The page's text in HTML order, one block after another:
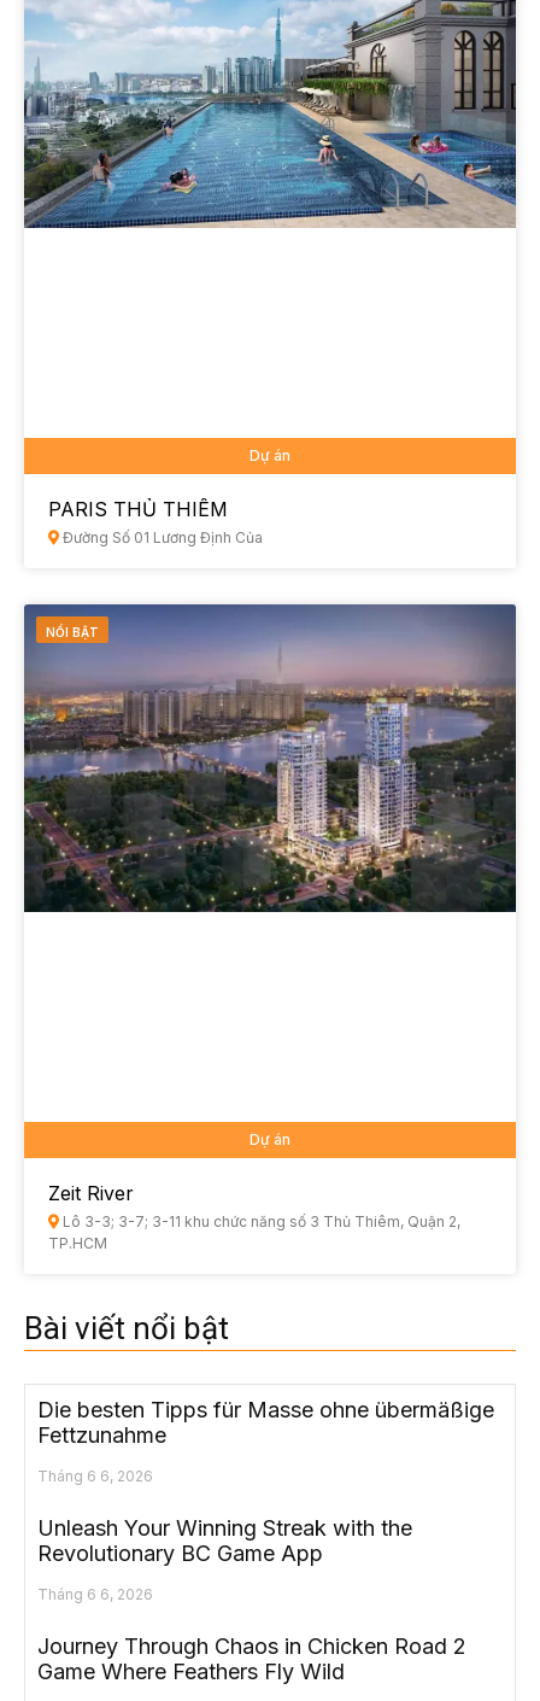
Dự án
PARIS THỦ THIÊM
Đường Số 01 Lương Định Của
NỔI BẬT
Dự án
Zeit River
Lô 3-3; 3-7; 3-11 khu chức năng số 3 Thủ Thiêm, Quận 2,
TP.HCM
Bài viết nổi bật
Die besten Tipps für Masse ohne übermäßige
Fettzunahme
Tháng 6 6, 2026
Unleash Your Winning Streak with the
Revolutionary BC Game App
Tháng 6 6, 2026
Journey Through Chaos in Chicken Road 2
Game Where Feathers Fly Wild